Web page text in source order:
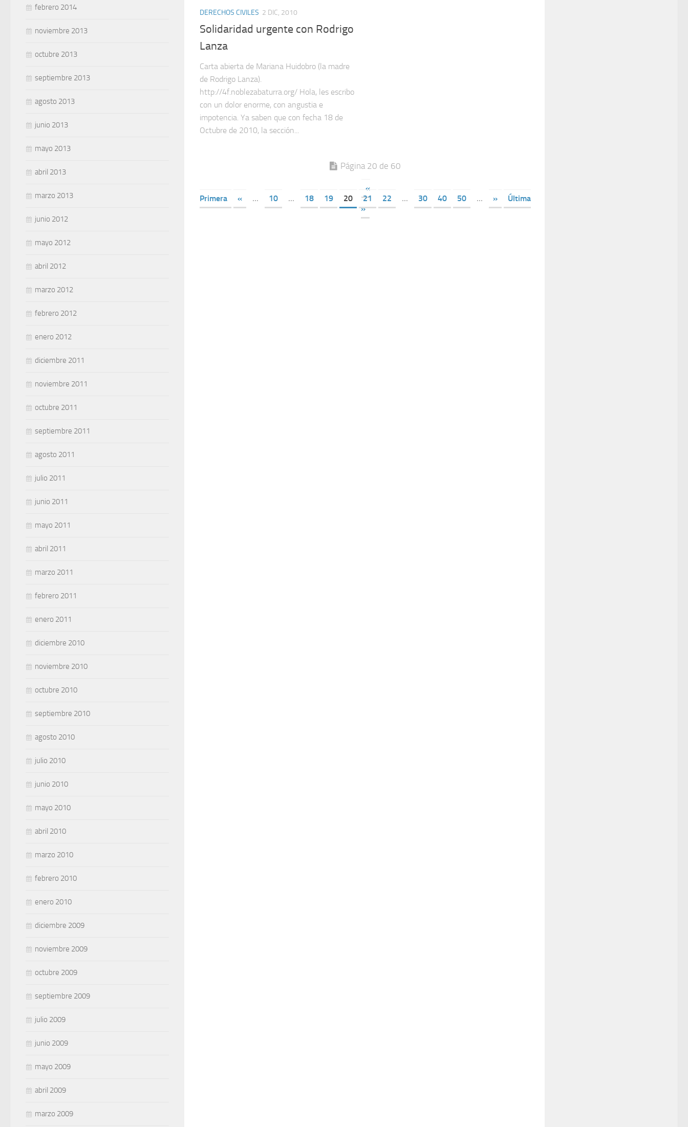
DERECHOS CIVILES 2 DIC, 2010
Solidaridad urgente con Rodrigo
Lanza
Carta abierta de Mariana Huidobro (la madre
de Rodrigo Lanza).
http://4f.noblezabaturra.org/ Hola, les escribo
con un dolor enorme, con angustia e
impotencia. Ya saben que con fecha 18 de
Octubre de 2010, la sección...
Página 20 de 60
«
Primera
« ... 10 ... 18 19 20 21 22 ... 30 40 50 ... »
Última
»
febrero 2014
noviembre 2013
octubre 2013
septiembre 2013
agosto 2013
junio 2013
mayo 2013
abril 2013
marzo 2013
junio 2012
mayo 2012
abril 2012
marzo 2012
febrero 2012
enero 2012
diciembre 2011
noviembre 2011
octubre 2011
septiembre 2011
agosto 2011
julio 2011
junio 2011
mayo 2011
abril 2011
marzo 2011
febrero 2011
enero 2011
diciembre 2010
noviembre 2010
octubre 2010
septiembre 2010
agosto 2010
julio 2010
junio 2010
mayo 2010
abril 2010
marzo 2010
febrero 2010
enero 2010
diciembre 2009
noviembre 2009
octubre 2009
septiembre 2009
julio 2009
junio 2009
mayo 2009
abril 2009
marzo 2009